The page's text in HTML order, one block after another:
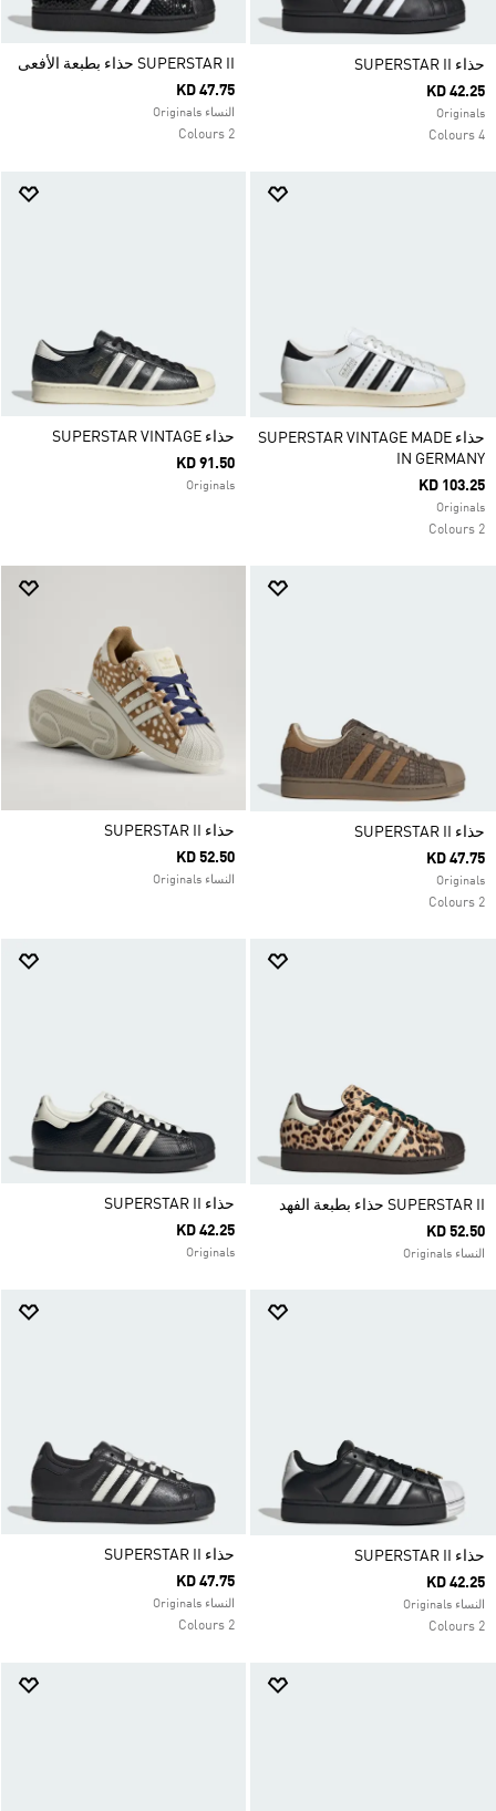
حذاء SUPERSTAR II
KD 42.25
Originals
4 Colours
SUPERSTAR II حذاء بطبعة الأفعى
KD 47.75
النساء Originals
2 Colours
حذاء SUPERSTAR VINTAGE MADE
IN GERMANY
KD 103.25
Originals
2 Colours
حذاء SUPERSTAR VINTAGE
KD 91.50
Originals
حذاء SUPERSTAR II
KD 47.75
Originals
2 Colours
حذاء SUPERSTAR II
KD 52.50
النساء Originals
SUPERSTAR II حذاء بطبعة الفهد
KD 52.50
النساء Originals
حذاء SUPERSTAR II
KD 42.25
Originals
حذاء SUPERSTAR II
KD 42.25
النساء Originals
2 Colours
حذاء SUPERSTAR II
KD 47.75
النساء Originals
2 Colours